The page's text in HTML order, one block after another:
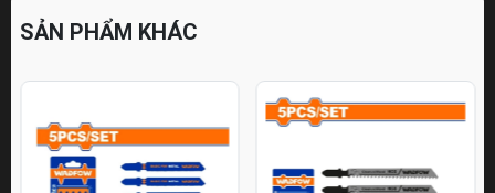
SẢN PHẨM KHÁC